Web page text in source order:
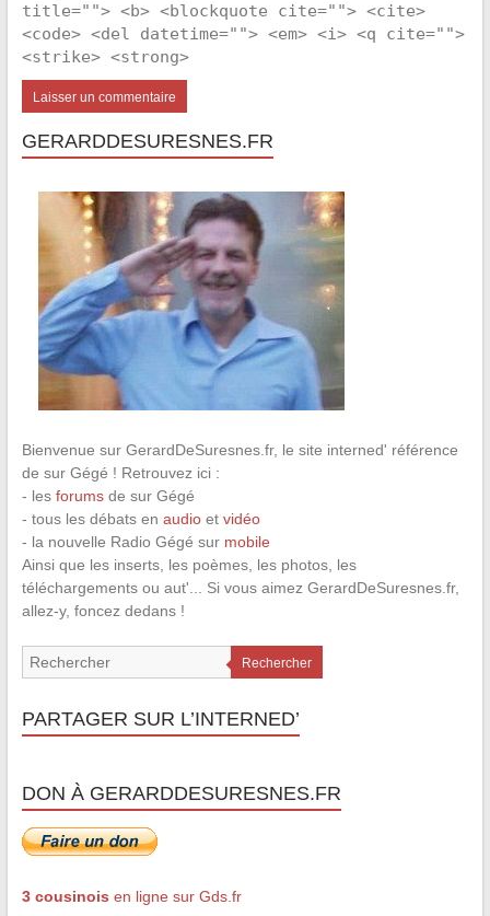
title=""> <b> <blockquote cite=""> <cite>
<code> <del datetime=""> <em> <i> <q cite="">
<strike> <strong>
GERARDDESURESNES.FR
Bienvenue sur GerardDeSuresnes.fr, le site interned' référence
de sur Gégé ! Retrouvez ici :
- les forumsde sur Gégé
- tous les débats en audioet vidéo
- la nouvelle Radio Gégé sur mobile
Ainsi que les inserts, les poèmes, les photos, les
téléchargements ou aut'... Si vous aimez GerardDeSuresnes.fr,
allez-y, foncez dedans !
Rechercher
PARTAGER SUR L’INTERNED’
DON À GERARDDESURESNES.FR
3 cousinois en ligne sur Gds.fr